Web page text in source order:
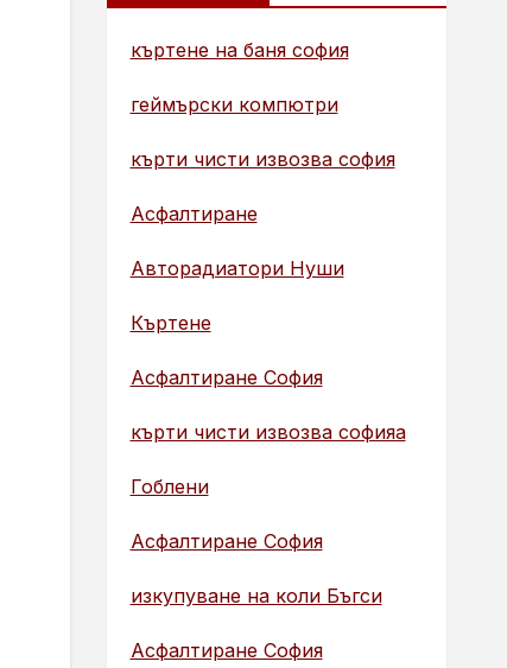
къртене на баня софия
геймърски компютри
кърти чисти извозва софия
Асфалтиране
Авторадиатори Нуши
Къртене
Асфалтиране София
кърти чисти извозва софияа
Гоблени
Асфалтиране София
изкупуване на коли Бъгси
Асфалтиране София